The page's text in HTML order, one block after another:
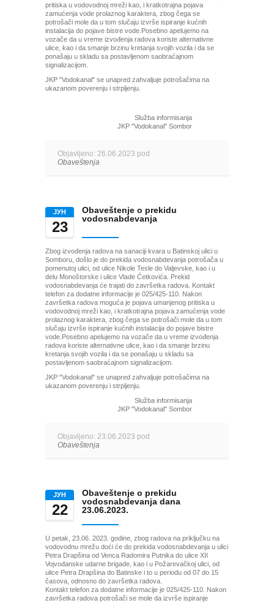
pritiska u vodovodnoj mreži kao, i kratkotrajna pojava
zamućenja vode prolaznog karaktera, zbog čega se
potrošači mole da u tom slučaju izvrše ispiranje kućnih
instalacija do pojave bistre vode.Posebno apelujemo na
vozače da u vreme izvođenja radova koriste alternativne
ulice, kao i da smanje brzinu kretanja svojih vozila i da se
ponašaju u skladu sa postavljenom saobraćajnom
signalizacijom.
JKP "Vodokanal" se unapred zahvaljuje potrošačima na
ukazanom poverenju i strpljenju.
Služba informisanja
JKP "Vodokanal" Sombor
Objavljeno: 26.06.2023 pod
Obaveštenja
ЈУН
23
Obaveštenje o prekidu
vodosnabdevanja
Zbog izvođenja radova na sanaciji kvara u Batinskoj ulici u
Somboru, došlo je do prekida vodosnabdevanja potrošača u
pomenutoj ulici, od ulice Nikole Tesle do Valjevske, kao i u
delu Monoštorske i ulice Vlade Ćetkovića. Prekid
vodosnabdevanja će trajati do završetka radova. Kontakt
telefon za dodatne informacije je 025/425-110. Nakon
završetka radova moguća je pojava umanjenog pritiska u
vodovodnoj mreži kao, i kratkotrajna pojava zamućenja vode
prolaznog karaktera, zbog čega se potrošači mole da u tom
slučaju izvrše ispiranje kućnih instalacija do pojave bistre
vode.Posebno apelujemo na vozače da u vreme izvođenja
radova koriste alternativne ulice, kao i da smanje brzinu
kretanja svojih vozila i da se ponašaju u skladu sa
postavljenom saobraćajnom signalizacijom.
JKP "Vodokanal" se unapred zahvaljuje potrošačima na
ukazanom poverenju i strpljenju.
Služba informisanja
JKP "Vodokanal" Sombor
Objavljeno: 23.06.2023 pod
Obaveštenja
ЈУН
22
Obaveštenje o prekidu
vodosnabdevanja dana
23.06.2023.
U petak, 23.06. 2023. godine, zbog radova na priključku na
vodovodnu mrežu doći će do prekida vodosnabdevanja u ulici
Petra Drapšina od Venca Radomira Putnika do ulice XII
Vojvođanske udarne brigade, kao i u Požarevačkoj ulici, od
ulice Petra Drapšina do Batinske i to u periodu od 07 do 15
časova, odnosno do završetka radova.
Kontakt telefon za dodatne informacije je 025/425-110. Nakon
završetka radova potrošači se mole da izvrše ispiranje